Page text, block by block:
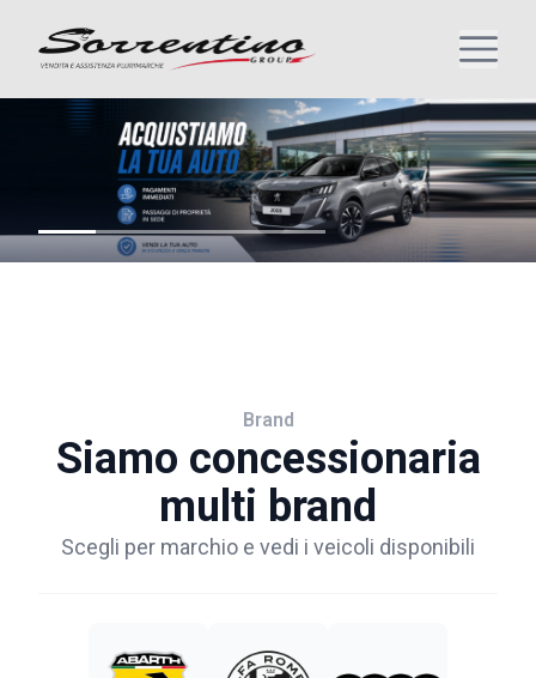
Brand
Siamo concessionaria
multi brand
Scegli per marchio e vedi i veicoli disponibili